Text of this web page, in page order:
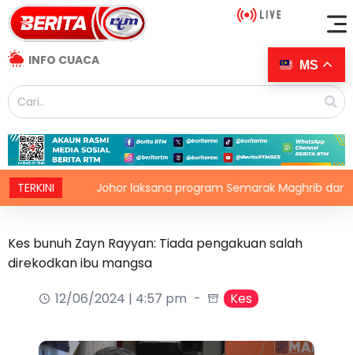
INFO CUACA
TERKINI Johor laksana program Semarak Maghrib dan Isyak
Kes bunuh Zayn Rayyan: Tiada pengakuan salah
direkodkan ibu mangsa
12/06/2024 | 4:57 pm
Kes
MS